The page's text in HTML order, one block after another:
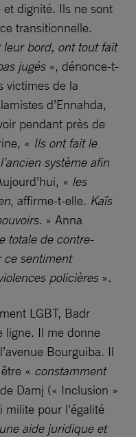
et dignité. Ils ne sont
transitionnelle.
bord, ont tout fait
jugés», dénonce-t-
victimes de la
d’Ennahda,
pendant près de
« Ils ont fait le
système afin
« les
, affirme-t-elle. Kaïs
» Anna
totale de contre-
ce sentiment
policières».
LGBT, Badr
ligne. Il me donne
Bourguiba. Il
« constamment
Damj (« Inclusion »
pour l’égalité
aide juridique et